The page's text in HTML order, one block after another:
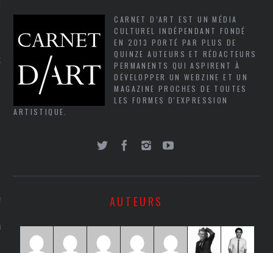
EN VOD
CARNET D’ART EST UN MÉDIA
CULTUREL INDÉPENDANT FONDÉ
EN 2013 PORTÉ PAR PLUS DE
QUINZE AUTEURS ET RÉDACTEURS
PERMANENTS QUI ASPIRENT À
DÉVELOPPER UN WEBZINE ET UN
MAGAZINE PROCHES DE TOUTES
LES FORMES D'EXPRESSION
ARTISTIQUE.
AUTEURS